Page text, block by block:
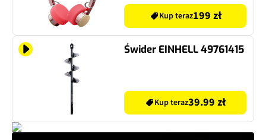
Kup teraz199 zł
Świder EINHELL 49761415
Kup teraz39.99 zł